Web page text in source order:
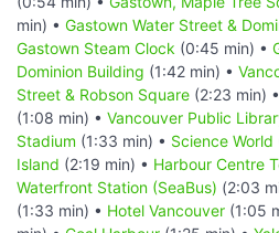
min) • Gastown Water Street &
Gastown Steam Clock (0:45 min) •
Dominion Building (1:42 min) •
Street & Robson Square (2:23 min) •
(1:08 min) • Vancouver Public
Stadium (1:33 min) • Science World
Island (2:19 min) • Harbour Centre
Waterfront Station (SeaBus) (2:03
(1:33 min) • Hotel Vancouver (1:05